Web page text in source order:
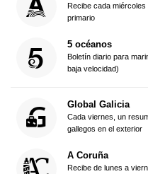
Recibe cada
primario
5 océanos
Boletín diario para
baja velocidad)
Global Galicia
Cada viernes, un
gallegos en el exterior
A Coruña
Recibe de lunes a